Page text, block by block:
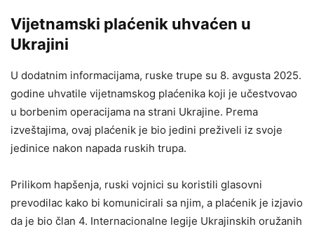
Vijetnamski plaćenik uhvaćen u
Ukrajini
U dodatnim informacijama, ruske trupe su 8. avgusta 2025.
godine uhvatile vijetnamskog plaćenika koji je učestvovao
u borbenim operacijama na strani Ukrajine. Prema
izveštajima, ovaj plaćenik je bio jedini preživeli iz svoje
jedinice nakon napada ruskih trupa.
Prilikom hapšenja, ruski vojnici su koristili glasovni
prevodilac kako bi komunicirali sa njim, a plaćenik je izjavio
da je bio član 4. Internacionalne legije Ukrajinskih oružanih